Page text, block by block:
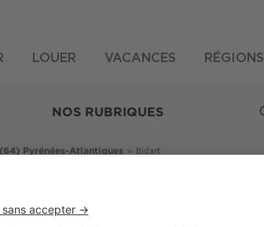
LOUER VACANCES RÉGIONS
NOS RUBRIQUES
(64) Pyrénées-Atlantiques > Bidart